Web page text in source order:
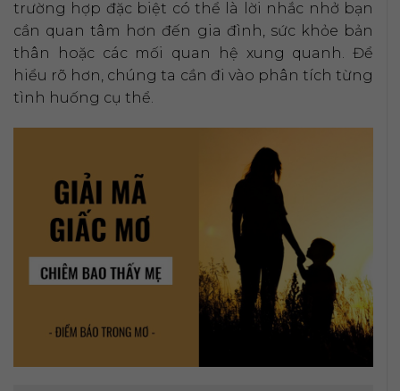
trường hợp đặc biệt có thể là lời nhắc nhở bạn
cần quan tâm hơn đến gia đình, sức khỏe bản
thân hoặc các mối quan hệ xung quanh. Để
hiểu rõ hơn, chúng ta cần đi vào phân tích từng
tình huống cụ thể.